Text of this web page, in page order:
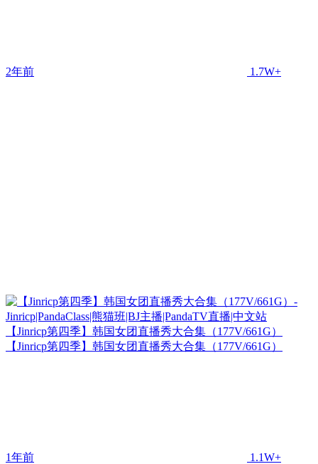
2年前 1.7W+
【Jinricp第四季】韩国女团直播秀大合集（177V/661G）
【Jinricp第四季】韩国女团直播秀大合集（177V/661G）
1年前 1.1W+